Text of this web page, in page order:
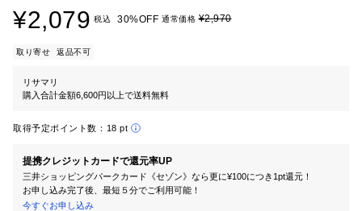
¥2,079 税込 30%OFF 通常価格¥2,970
取り寄せ 返品不可
リサマリ
購入合計金額6,600円以上で送料無料
取得予定ポイント数： 18 pt
提携クレジットカードで還元率UP
三井ショッピングパークカード《セゾン》なら更に¥100につき1pt還元！
お申し込み完了後、最短５分でご利用可能！
今すぐお申し込み